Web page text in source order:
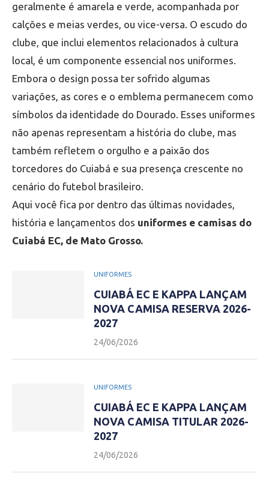
geralmente é amarela e verde, acompanhada por
calções e meias verdes, ou vice-versa. O escudo do
clube, que inclui elementos relacionados à cultura
local, é um componente essencial nos uniformes.
Embora o design possa ter sofrido algumas
variações, as cores e o emblema permanecem como
símbolos da identidade do Dourado. Esses uniformes
não apenas representam a história do clube, mas
também refletem o orgulho e a paixão dos
torcedores do Cuiabá e sua presença crescente no
cenário do futebol brasileiro.
Aqui você fica por dentro das últimas novidades,
história e lançamentos dos uniformes e camisas do
Cuiabá EC, de Mato Grosso.
UNIFORMES
CUIABÁ EC E KAPPA LANÇAM
NOVA CAMISA RESERVA 2026-
2027
24/06/2026
UNIFORMES
CUIABÁ EC E KAPPA LANÇAM
NOVA CAMISA TITULAR 2026-
2027
24/06/2026